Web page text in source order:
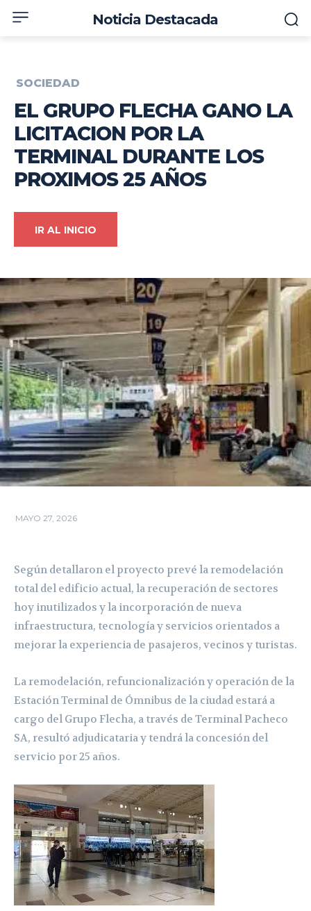
Noticia Destacada
SOCIEDAD
EL GRUPO FLECHA GANO LA
LICITACION POR LA
TERMINAL DURANTE LOS
PROXIMOS 25 AÑOS
IR AL INICIO
MAYO 27, 2026
Según detallaron el proyecto prevé la remodelación
total del edificio actual, la recuperación de sectores
hoy inutilizados y la incorporación de nueva
infraestructura, tecnología y servicios orientados a
mejorar la experiencia de pasajeros, vecinos y turistas.
La remodelación, refuncionalización y operación de la
Estación Terminal de Ómnibus de la ciudad estará a
cargo del Grupo Flecha, a través de Terminal Pacheco
SA, resultó adjudicataria y tendrá la concesión del
servicio por 25 años.